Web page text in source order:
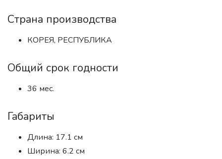
Страна производства
КОРЕЯ, РЕСПУБЛИКА
Общий срок годности
36 мес.
Габариты
Длина: 17.1 см
Ширина: 6.2 см